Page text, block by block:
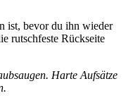
ist, bevor du ihn wieder
rutschfeste Rückseite
Harte Aufsätze